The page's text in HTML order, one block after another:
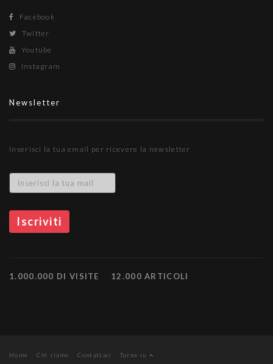
Facebook
Twitter
Youtube
Instagram
Newsletter
Inserisci la tua email per ricevere la newsletter
1.000.000 DI VISITE 12.000 ARTICOLI
Home Chi siamo Contattaci Torna su